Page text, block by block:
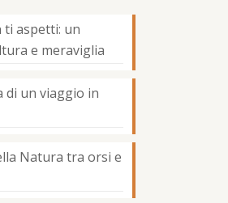
ti aspetti: un
e meraviglia
di un viaggio in
Natura tra orsi e